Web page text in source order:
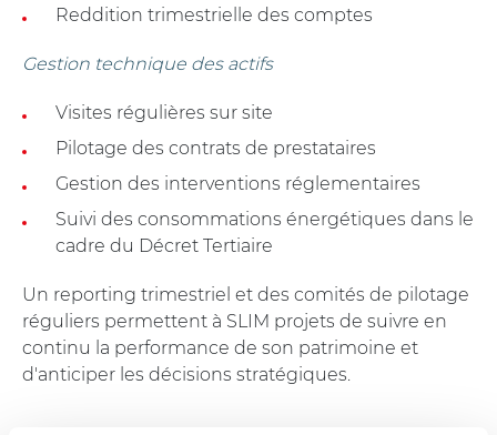
Reddition trimestrielle des comptes
Gestion technique des actifs
Visites régulières sur site
Pilotage des contrats de prestataires
Gestion des interventions réglementaires
Suivi des consommations énergétiques dans le
cadre du Décret Tertiaire
Un reporting trimestriel et des comités de pilotage
réguliers permettent à SLIM projets de suivre en
continu la performance de son patrimoine et
d'anticiper les décisions stratégiques.